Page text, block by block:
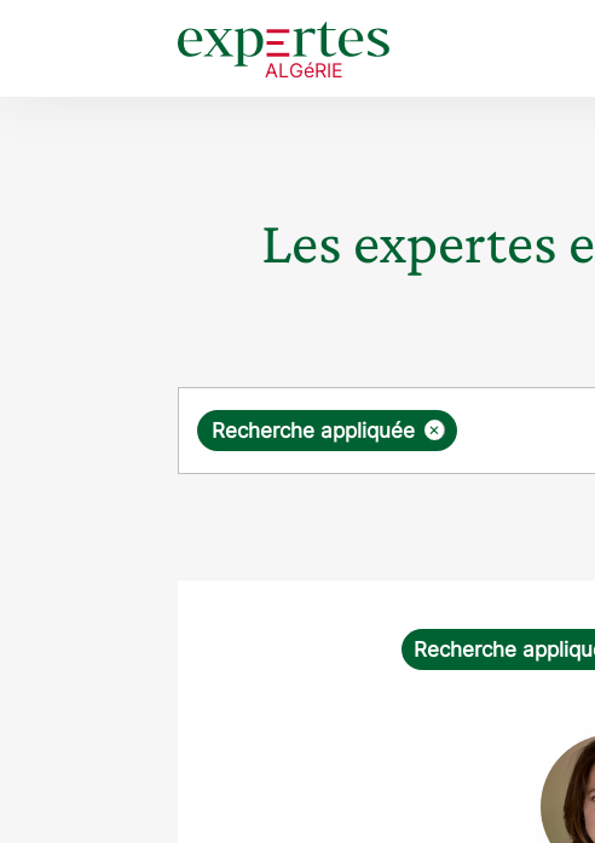
Les expertes
Requête ×
Recherche appliquée
Recherche